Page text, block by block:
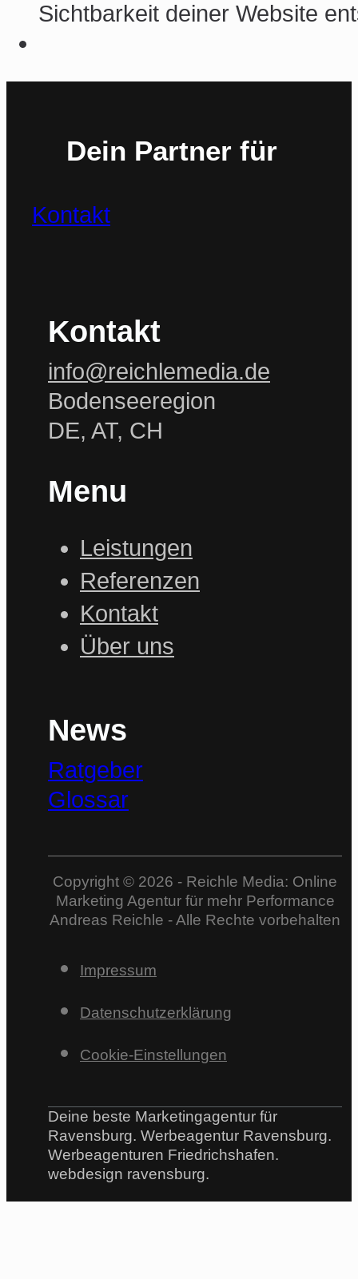
Sichtbarkeit deiner Website
Dein Partner für
Kontakt
Kontakt
info@reichlemedia.de
Bodenseeregion
DE, AT, CH
Menu
Leistungen
Referenzen
Kontakt
Über uns
News
Ratgeber
Glossar
Copyright © 2026 - Reichle Media: Online
Marketing Agentur für mehr Performance
Andreas Reichle - Alle Rechte vorbehalten
Impressum
Datenschutzerklärung
Cookie-Einstellungen
Deine beste Marketingagentur für
Ravensburg. Werbeagentur Ravensburg.
Werbeagenturen Friedrichshafen.
webdesign ravensburg.